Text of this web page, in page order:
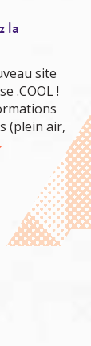
la
site
.COOL !
(plein air,